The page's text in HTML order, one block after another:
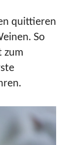
quittieren
So
zum